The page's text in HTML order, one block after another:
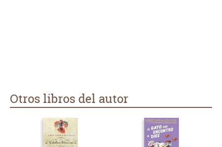
Otros libros del autor